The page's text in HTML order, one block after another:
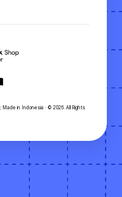
in Indonesia · © 2026. All Rights